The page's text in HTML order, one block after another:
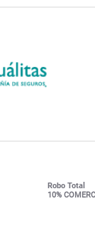
Robo Total
10%